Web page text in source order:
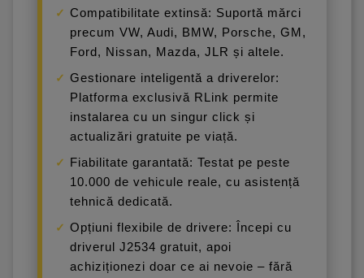
Compatibilitate extinsă: Suportă mărci
precum VW, Audi, BMW, Porsche, GM,
Ford, Nissan, Mazda, JLR și altele.
Gestionare inteligentă a driverelor:
Platforma exclusivă RLink permite
instalarea cu un singur click și
actualizări gratuite pe viață.
Fiabilitate garantată: Testat pe peste
10.000 de vehicule reale, cu asistență
tehnică dedicată.
Opțiuni flexibile de drivere: Începi cu
driverul J2534 gratuit, apoi
achiziționezi doar ce ai nevoie – fără